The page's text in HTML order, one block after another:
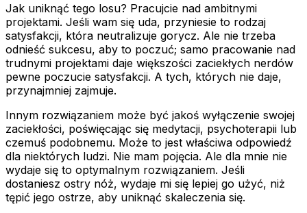
Jak uniknąć tego losu? Pracujcie nad ambitnymi
projektami. Jeśli wam się uda, przyniesie to rodzaj
satysfakcji, która neutralizuje gorycz. Ale nie trzeba
odnieść sukcesu, aby to poczuć; samo pracowanie nad
trudnymi projektami daje większości zaciekłych nerdów
pewne poczucie satysfakcji. A tych, których nie daje,
przynajmniej zajmuje.
Innym rozwiązaniem może być jakoś wyłączenie swojej
zaciekłości, poświęcając się medytacji, psychoterapii lub
czemuś podobnemu. Może to jest właściwa odpowiedź
dla niektórych ludzi. Nie mam pojęcia. Ale dla mnie nie
wydaje się to optymalnym rozwiązaniem. Jeśli
dostaniesz ostry nóż, wydaje mi się lepiej go użyć, niż
tępić jego ostrze, aby uniknąć skaleczenia się.